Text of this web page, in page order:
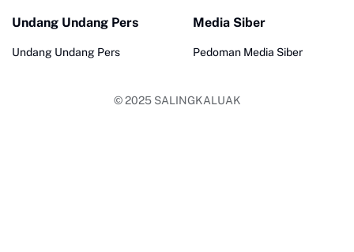
Undang Undang Pers
Undang Undang Pers
Media Siber
Pedoman Media Siber
© 2025 SALINGKALUAK